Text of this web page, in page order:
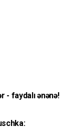
- faydalı ənənə!